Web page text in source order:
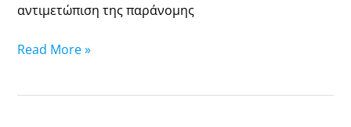
αντιμετώπιση της παράνομης
Read More »